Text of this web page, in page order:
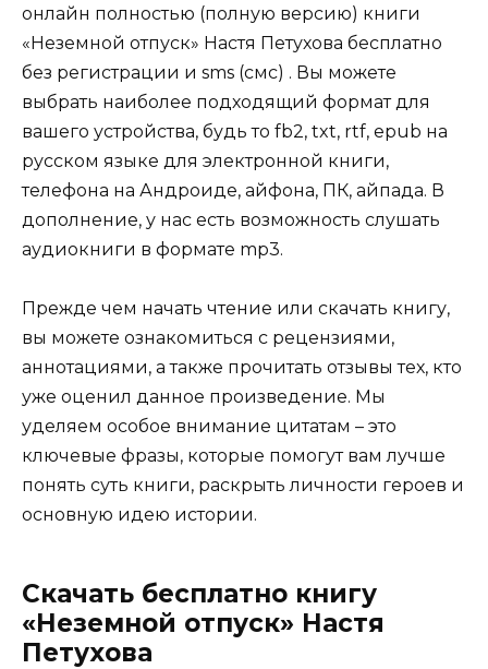
онлайн полностью (полную версию) книги
«Неземной отпуск» Настя Петухова бесплатно
без регистрации и sms (смс) . Вы можете
выбрать наиболее подходящий формат для
вашего устройства, будь то fb2, txt, rtf, epub на
русском языке для электронной книги,
телефона на Андроиде, айфона, ПК, айпада. В
дополнение, у нас есть возможность слушать
аудиокниги в формате mp3.
Прежде чем начать чтение или скачать книгу,
вы можете ознакомиться с рецензиями,
аннотациями, а также прочитать отзывы тех, кто
уже оценил данное произведение. Мы
уделяем особое внимание цитатам – это
ключевые фразы, которые помогут вам лучше
понять суть книги, раскрыть личности героев и
основную идею истории.
Скачать бесплатно книгу
«Неземной отпуск» Настя
Петухова